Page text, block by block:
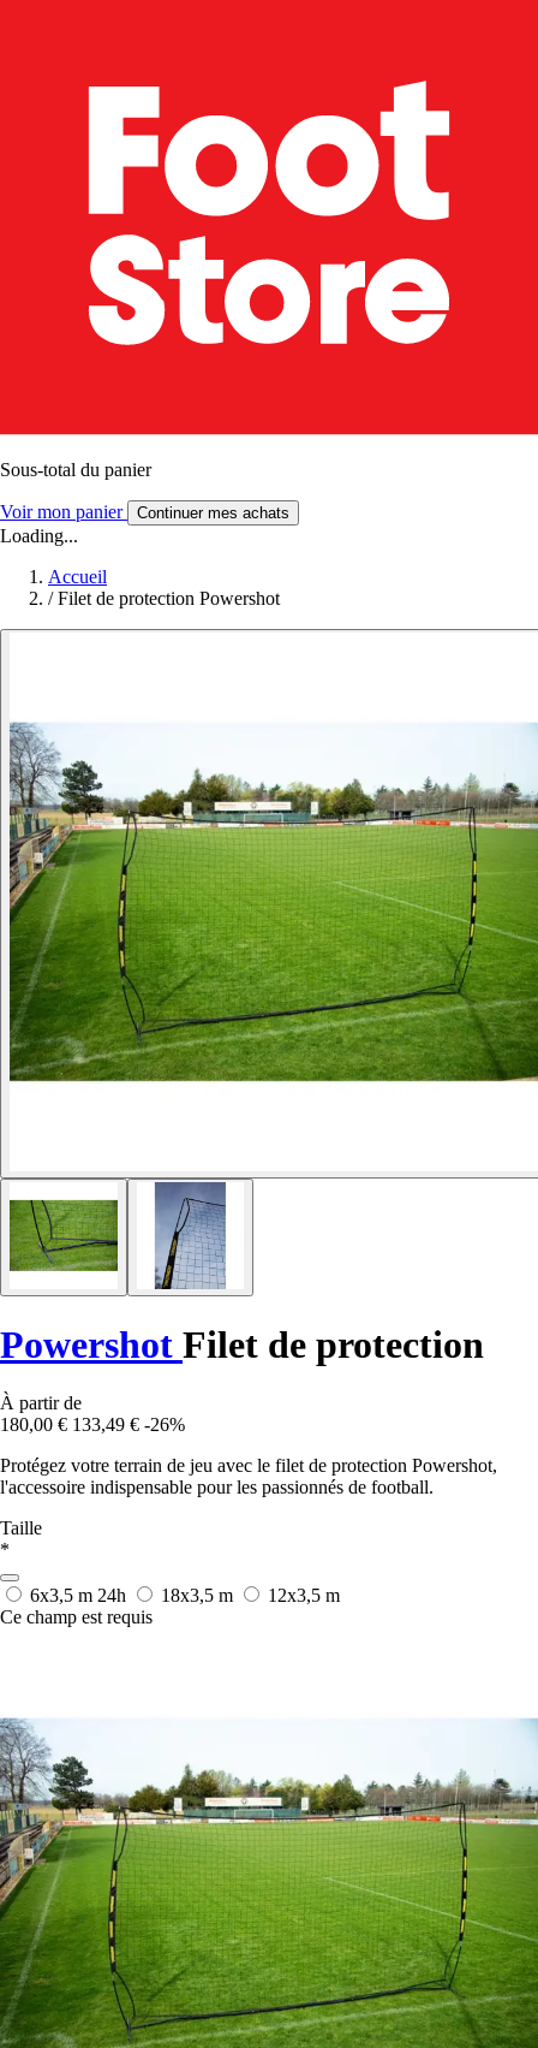
Sous-total du panier
Voir mon panier Continuer mes achats
Loading...
Accueil
/ Filet de protection Powershot
Powershot Filet de protection
À partir de
180,00 € 133,49 € -26%
Protégez votre terrain de jeu avec le filet de protection Powershot,
l'accessoire indispensable pour les passionnés de football.
Taille
*
6x3,5 m 24h 18x3,5 m
12x3,5 m
Ce champ est requis